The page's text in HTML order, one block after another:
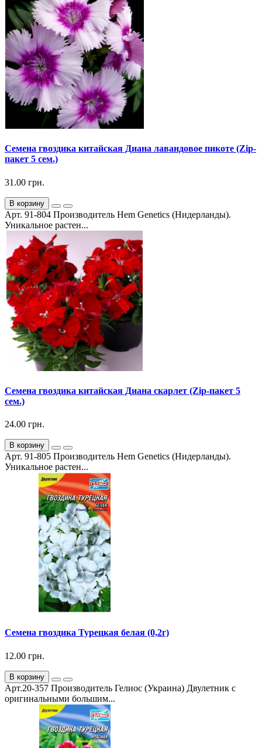
Семена гвоздика китайская Диана лавандовое пикоте (Zip-
пакет 5 сем.)
31.00 грн.
В корзину
Арт. 91-804 Производитель Hem Genetics (Нидерланды).
Уникальное растен...
Семена гвоздика китайская Диана скарлет (Zip-пакет 5
сем.)
24.00 грн.
В корзину
Арт. 91-805 Производитель Hem Genetics (Нидерланды).
Уникальное растен...
Семена гвоздика Турецкая белая (0,2г)
12.00 грн.
В корзину
Арт.20-357 Производитель Гелиос (Украина) Двулетник с
оригинальными большим...